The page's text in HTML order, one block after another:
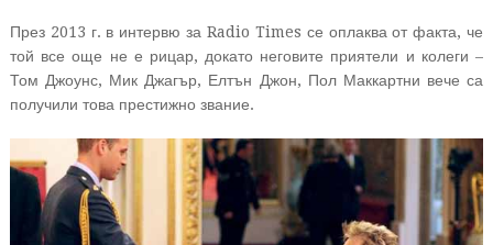
През 2013 г. в интервю за Radio Times се оплаква от факта, че
той все още не е рицар, докато неговите приятели и колеги –
Том Джоунс, Мик Джагър, Елтън Джон, Пол Маккартни вече са
получили това престижно звание.